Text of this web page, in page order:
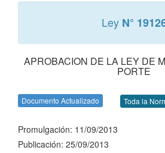
Ley N°
APROBACION DE LA LEY DE
PORTE
Documento Actualizado Toda la
Promulgación: 11/09/2013
Publicación: 25/09/2013